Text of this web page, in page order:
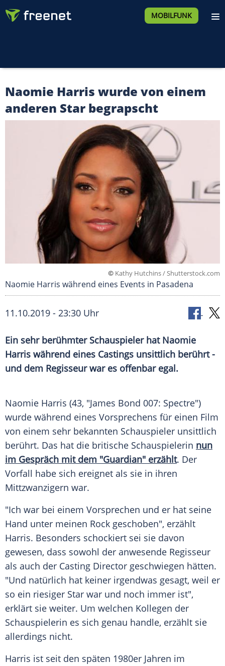
MOBILFUNK
Naomie Harris wurde von einem
anderen Star begrapscht
© Kathy Hutchins / Shutterstock.com
Naomie Harris während eines Events in Pasadena
11.10.2019 - 23:30 Uhr
Ein sehr berühmter Schauspieler hat Naomie
Harris während eines Castings unsittlich berührt -
und dem Regisseur war es offenbar egal.
Naomie Harris (43, "James Bond 007: Spectre")
wurde während eines Vorsprechens für einen Film
von einem sehr bekannten Schauspieler unsittlich
berührt. Das hat die britische Schauspielerin nun
im Gespräch mit dem "Guardian" erzählt. Der
Vorfall habe sich ereignet als sie in ihren
Mittzwanzigern war.
"Ich war bei einem Vorsprechen und er hat seine
Hand unter meinen Rock geschoben", erzählt
Harris. Besonders schockiert sei sie davon
gewesen, dass sowohl der anwesende Regisseur
als auch der Casting Director geschwiegen hätten.
"Und natürlich hat keiner irgendwas gesagt, weil er
so ein riesiger Star war und noch immer ist",
erklärt sie weiter. Um welchen Kollegen der
Schauspielerin es sich genau handle, erzählt sie
allerdings nicht.
Harris ist seit den späten 1980er Jahren im